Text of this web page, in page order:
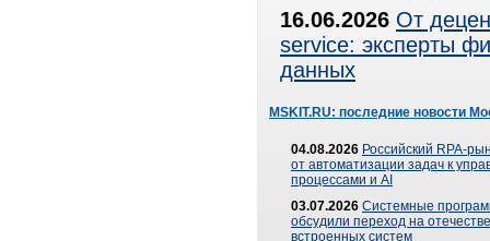
16.06.2026 От
service: эксперты
данных
MSKIT.RU: последние новости
04.08.2026 Российский RPA-
от автоматизации задач к
процессами и AI
03.07.2026 Системные
обсудили переход на
встроенных систем